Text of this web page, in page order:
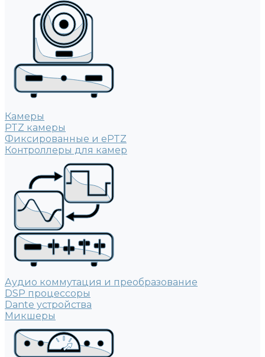
Камеры
PTZ камеры
Фиксированные и ePTZ
Контроллеры для камер
Аудио коммутация и преобразование
DSP процессоры
Dante устройства
Микшеры